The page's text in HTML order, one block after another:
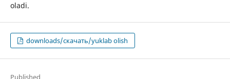
oladi.
downloads/скачать/yuklab olish
Published